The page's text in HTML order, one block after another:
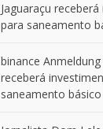
Jaguaraçu
para saneamento
binance Anmeldung
receberá
saneamento básico